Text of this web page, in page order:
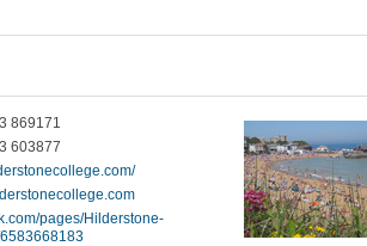
869171
603877
pages/Hilderstone-